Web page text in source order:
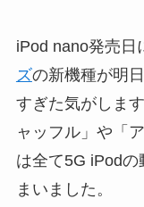
iPod nano発売日
ズの新機種が明
すぎた気がしま
ャッフル」や「
は全て5G iPod
まいました。